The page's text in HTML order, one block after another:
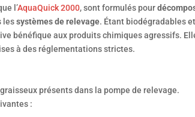
l’AquaQuick 2000, sont formulés pour
lessystèmes de relevage. Étant biodégradables et
bénéfique aux produits chimiques agressifs.
à des réglementations strictes.
présents dans la pompe de relevage.
: